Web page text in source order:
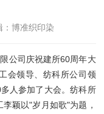
：博准织印染
公司庆祝建所60周年大
会领导、纺科所公司领
人参加了大会。纺科所
颖以"岁月如歌"为题，